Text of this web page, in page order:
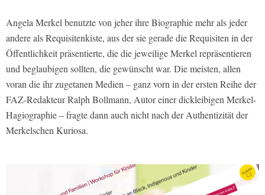
Angela Merkel benutzte von jeher ihre Biographie mehr als jeder
andere als Requisitenkiste, aus der sie gerade die Requisiten in der
Öffentlichkeit präsentierte, die die jeweilige Merkel repräsentieren
und beglaubigen sollten, die gewünscht war. Die meisten, allen
voran die ihr zugetanen Medien – ganz vorn in der ersten Reihe der
FAZ-Redakteur Ralph Bollmann, Autor einer dickleibigen Merkel-
Hagiographie – fragte dann auch nicht nach der Authentizität der
Merkelschen Kuriosa.